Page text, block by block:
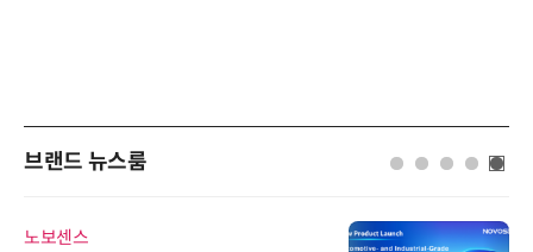
브랜드 뉴스룸
노보센스